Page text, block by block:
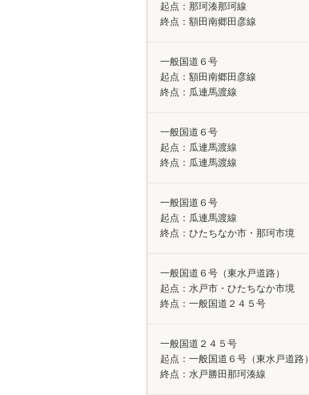
起点：那珂湊那珂線
終点：額田南郷田彦線
一般国道６号
起点：額田南郷田彦線
終点：瓜連馬渡線
一般国道６号
起点：瓜連馬渡線
終点：瓜連馬渡線
一般国道６号
起点：瓜連馬渡線
終点：ひたちなか市・那珂市境
一般国道６号（東水戸道路）
起点：水戸市・ひたちなか市境
終点：一般国道２４５号
一般国道２４５号
起点：一般国道６号（東水戸道路）
終点：水戸勝田那珂湊線